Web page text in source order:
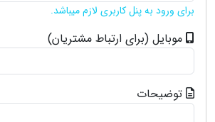
برای ورود به پنل کاربری لازم میباشد.
موبایل (برای ارتباط مشتریان)
توضیحات